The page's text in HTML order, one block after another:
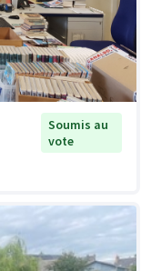
Soumis au
vote